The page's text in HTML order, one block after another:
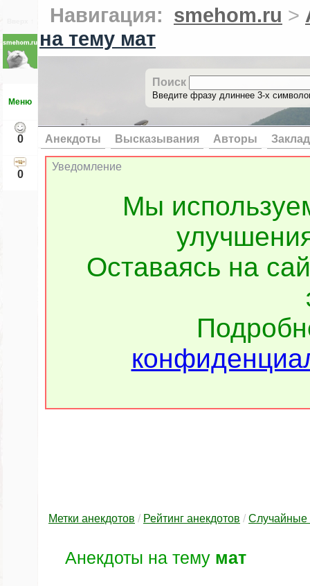
Меню
0
0
Навигация: smehom.ru >
на тему мат
Поиск
Введите фразу длиннее 3-х
Анекдоты Высказывания Авторы
Уведомление
Мы
Оставаясь на
Метки анекдотов / Рейтинг анекдотов / Случайные
Анекдоты на тему мат